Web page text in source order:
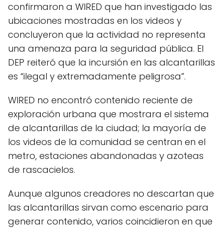
confirmaron a WIRED que han investigado las
ubicaciones mostradas en los videos y
concluyeron que la actividad no representa
una amenaza para la seguridad pública. El
DEP reiteró que la incursión en las alcantarillas
es “ilegal y extremadamente peligrosa”.
WIRED no encontró contenido reciente de
exploración urbana que mostrara el sistema
de alcantarillas de la ciudad; la mayoría de
los videos de la comunidad se centran en el
metro, estaciones abandonadas y azoteas
de rascacielos.
Aunque algunos creadores no descartan que
las alcantarillas sirvan como escenario para
generar contenido, varios coincidieron en que